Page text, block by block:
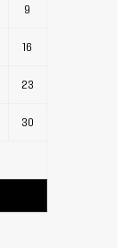
9
16
23
30